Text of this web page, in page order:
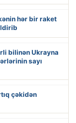
hər bir raket
bilinən Ukrayna
sayı
çəkidən